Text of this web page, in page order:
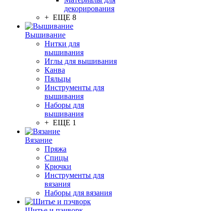
декорирования
+ ЕЩЕ 8
Вышивание
Нитки для
вышивания
Иглы для вышивания
Канва
Пяльцы
Инструменты для
вышивания
Наборы для
вышивания
+ ЕЩЕ 1
Вязание
Пряжа
Спицы
Крючки
Инструменты для
вязания
Наборы для вязания